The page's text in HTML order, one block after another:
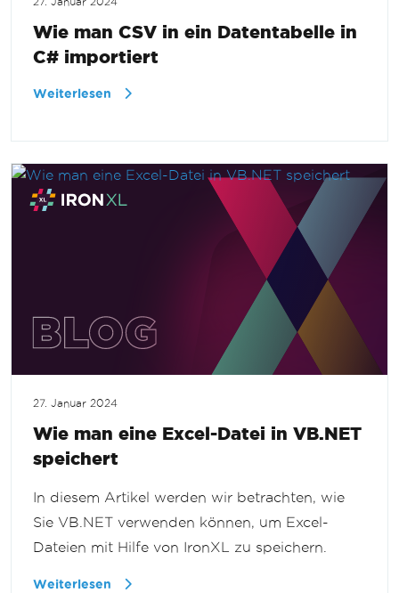
Wie man CSV in ein Datentabelle in
C# importiert
Weiterlesen
27. Januar 2024
Wie man eine Excel-Datei in VB.NET
speichert
In diesem Artikel werden wir betrachten, wie
Sie VB.NET verwenden können, um Excel-
Dateien mit Hilfe von IronXL zu speichern.
Weiterlesen